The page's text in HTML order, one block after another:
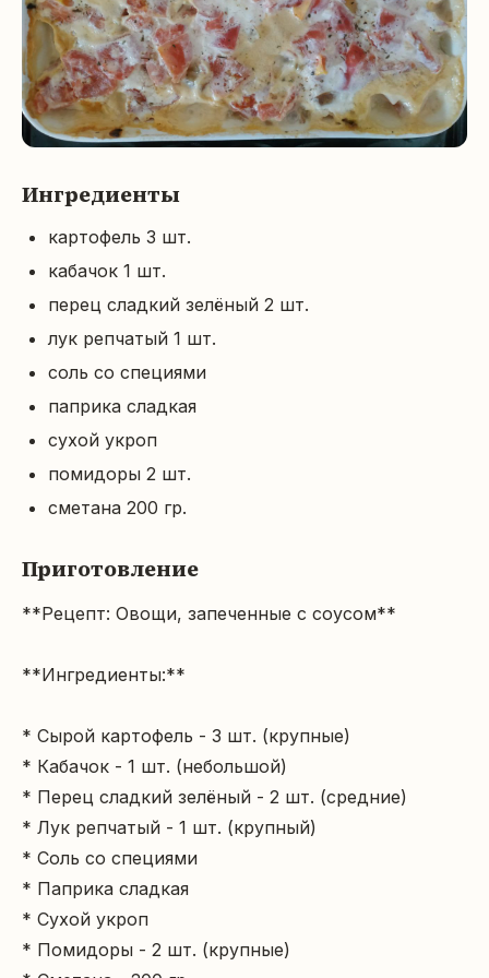
Ингредиенты
картофель 3 шт.
кабачок 1 шт.
перец сладкий зелёный 2 шт.
лук репчатый 1 шт.
соль со специями
паприка сладкая
сухой укроп
помидоры 2 шт.
сметана 200 гр.
Приготовление
**Рецепт: Овощи, запеченные с соусом**
**Ингредиенты:**
* Сырой картофель - 3 шт. (крупные)
* Кабачок - 1 шт. (небольшой)
* Перец сладкий зелёный - 2 шт. (средние)
* Лук репчатый - 1 шт. (крупный)
* Соль со специями
* Паприка сладкая
* Сухой укроп
* Помидоры - 2 шт. (крупные)